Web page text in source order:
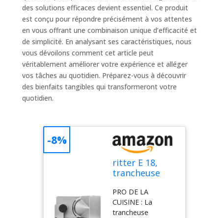
des solutions efficaces devient essentiel. Ce produit
est conçu pour répondre précisément à vos attentes
en vous offrant une combinaison unique d’efficacité et
de simplicité. En analysant ses caractéristiques, nous
vous dévoilons comment cet article peut
véritablement améliorer votre expérience et alléger
vos tâches au quotidien. Préparez-vous à découvrir
des bienfaits tangibles qui transformeront votre
quotidien.
ritter E 18,
trancheuse
universelle
pour gauchers
avec lame
PRO DE LA
CUISINE : La
trancheuse
-8%